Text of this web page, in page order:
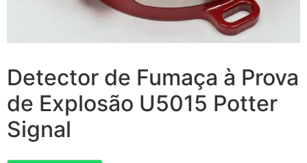
Detector de Fumaça à Prova
de Explosão U5015 Potter
Signal